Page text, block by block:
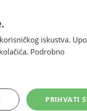
a
biti
ima "u
iskustva.
Podrobno
PRIHVATI